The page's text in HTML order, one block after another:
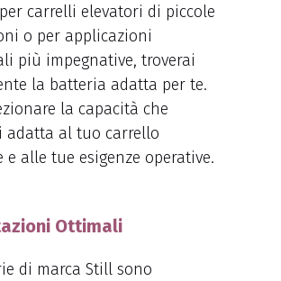
carrelli elevatori di piccole
o per applicazioni
più impegnative, troverai
la batteria adatta per te.
la capacità che
adatta al tuo carrello
e alle tue esigenze operative.
Ottimali
di marca Still sono